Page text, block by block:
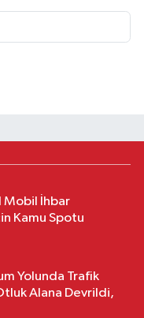
Mobil İhbar
Kamu Spotu
Yolunda Trafik
Alana Devrildi,